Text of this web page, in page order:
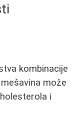
kombinacije
može
i